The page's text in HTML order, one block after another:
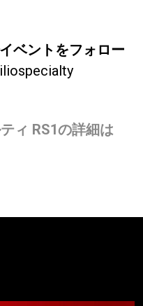
ベントをフォロー
ィ RS1の詳細は